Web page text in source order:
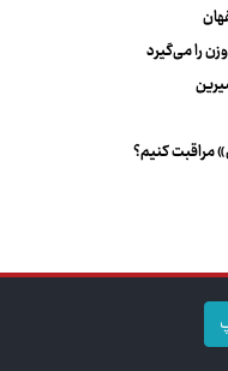
مراقبت کنیم؟